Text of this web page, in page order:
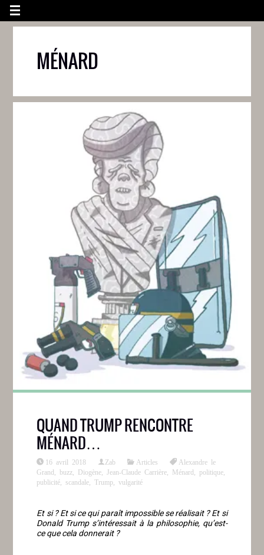
MÉNARD
QUAND TRUMP RENCONTRE
MÉNARD…
16 avril 2018 Zab Articles
Alexandre le
Grand
,buzz Diogène Jean-Claude Carrière Ménard politique
publicité
scandale ,Trump ,vulgarité
Et si ? Et si ce qui paraît impossible se réalisait ? Et si
Donald Trump s’intéressait à la philosophie, qu’est-
ce que cela donnerait ?